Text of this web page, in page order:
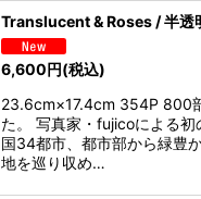
Translucent & Roses / 半透
6,600円(税込)
23.6cm×17.4cm 354P 800
た。 写真家・fujicoによる初
国34都市、都市部から緑豊
地を巡り収め…